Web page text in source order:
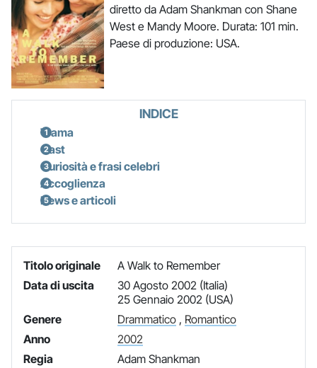
diretto da Adam Shankman con Shane
West e Mandy Moore. Durata: 101 min.
Paese di produzione: USA.
INDICE
Trama
Cast
Curiosità e frasi celebri
Accoglienza
News e articoli
Titolo originale
A Walk to Remember
Data di uscita
30 Agosto 2002 (Italia)
25 Gennaio 2002 (USA)
Genere
Drammatico, Romantico
Anno
2002
Regia
Adam Shankman